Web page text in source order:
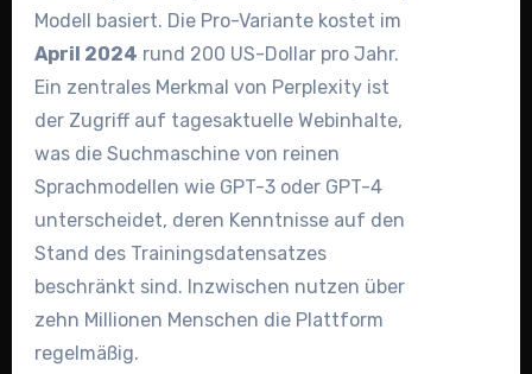
Modell basiert. Die Pro-Variante kostet im
April 2024 rund 200 US-Dollar pro Jahr.
Ein zentrales Merkmal von Perplexity ist
der Zugriff auf tagesaktuelle Webinhalte,
was die Suchmaschine von reinen
Sprachmodellen wie GPT-3 oder GPT-4
unterscheidet, deren Kenntnisse auf den
Stand des Trainingsdatensatzes
beschränkt sind. Inzwischen nutzen über
zehn Millionen Menschen die Plattform
regelmäßig.